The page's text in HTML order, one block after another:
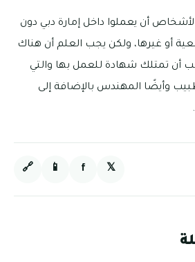
أن يعملوا داخل إمارة دبي دون
أو غيرها، ولكن يجب العلم أن هناك
أن تمتلك شهادة للعمل بها والتي
وأيضًا المهندس بالإضافة إلى
𝕏
f
📱
🔗